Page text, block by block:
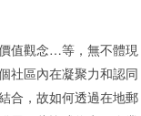
值觀念…等，無不體現
社區內在凝聚力和認同
合，故如何透過在地郵